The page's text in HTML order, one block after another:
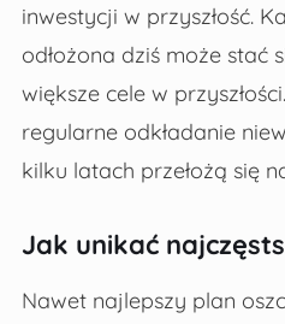
inwestycji w przyszłość.
odłożona dziś może stać
większe cele w
regularne odkładanie
kilku latach przełożą się
Jak unikać
Nawet najlepszy plan